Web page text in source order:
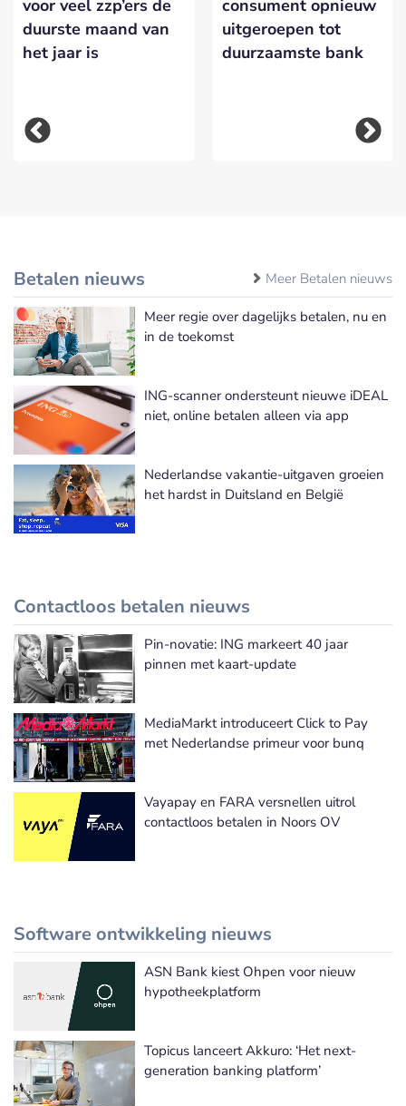
voor veel zzp’ers de
duurste maand van
het jaar is
consument opnieuw
uitgeroepen tot
duurzaamste bank
Betalen nieuws Meer Betalen nieuws
Meer regie over dagelijks betalen, nu en
in de toekomst
ING-scanner ondersteunt nieuwe iDEAL
niet, online betalen alleen via app
Nederlandse vakantie-uitgaven groeien
het hardst in Duitsland en België
Contactloos betalen nieuws
Meer Contactloos betalen nieuws
Pin-novatie: ING markeert 40 jaar
pinnen met kaart-update
MediaMarkt introduceert Click to Pay
met Nederlandse primeur voor bunq
Vayapay en FARA versnellen uitrol
contactloos betalen in Noors OV
Software ontwikkeling nieuws
Meer Software ontwikkeling nieuws
ASN Bank kiest Ohpen voor nieuw
hypotheekplatform
Topicus lanceert Akkuro: ‘Het next-
generation banking platform’